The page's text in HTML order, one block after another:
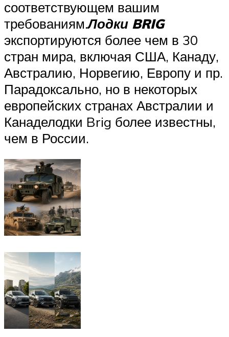
соответствующем вашим
требованиям.Лодки BRIG
экспортируются более чем в 30
стран мира, включая США, Канаду,
Австралию, Норвегию, Европу и пр.
Парадоксально, но в некоторых
европейских странах Австралии и
Канаделодки Brig более известны,
чем в России.